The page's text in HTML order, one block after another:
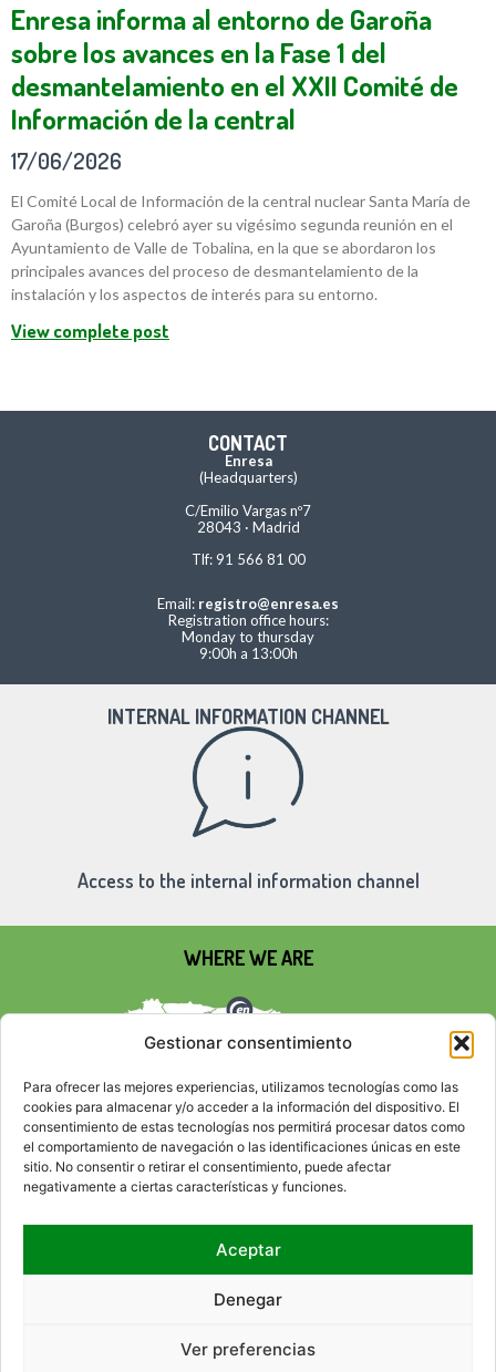
Gestionar consentimiento
Para ofrecer las mejores experiencias, utilizamos tecnologías como las
cookies para almacenar y/o acceder a la información del dispositivo. El
consentimiento de estas tecnologías nos permitirá procesar datos como
el comportamiento de navegación o las identificaciones únicas en este
sitio. No consentir o retirar el consentimiento, puede afectar
negativamente a ciertas características y funciones.
Aceptar
Denegar
Ver preferencias
Enresa informa al entorno de Garoña
sobre los avances en la Fase 1 del
desmantelamiento en el XXII Comité de
Información de la central
17/06/2026
El Comité Local de Información de la central nuclear Santa María de
Garoña (Burgos) celebró ayer su vigésimo segunda reunión en el
Ayuntamiento de Valle de Tobalina, en la que se abordaron los
principales avances del proceso de desmantelamiento de la
instalación y los aspectos de interés para su entorno.
View complete post
CONTACT
Enresa
(Headquarters)
C/Emilio Vargas nº7
28043 · Madrid
Tlf: 91 566 81 00
Email: registro@enresa.es
Registration office hours:
Monday to thursday
9:00h a 13:00h
INTERNAL INFORMATION CHANNEL
Access to the internal information channel
WHERE WE ARE
SOCIAL NETWORKS
ACCESIBILITYLEGAL ADVICE